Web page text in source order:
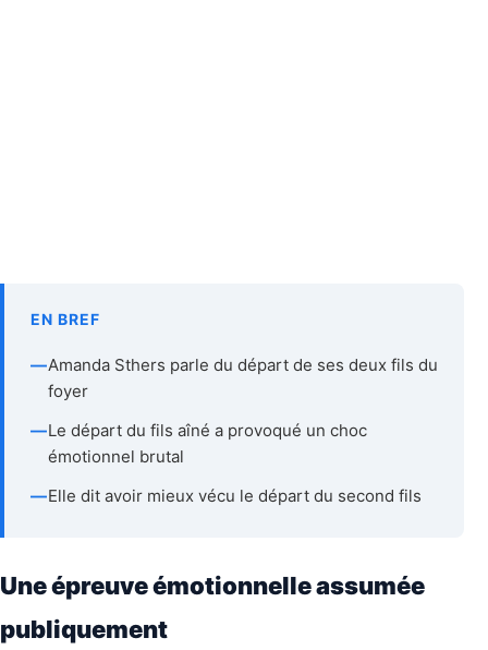
EN BREF
—Amanda Sthers parle du départ de ses deux fils du
foyer
—Le départ du fils aîné a provoqué un choc
émotionnel brutal
—Elle dit avoir mieux vécu le départ du second fils
Une épreuve émotionnelle assumée
publiquement